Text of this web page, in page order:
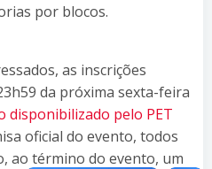
por blocos.
as inscrições
da próxima sexta-feira
disponibilizado pelo PET
oficial do evento, todos
ao término do evento, um